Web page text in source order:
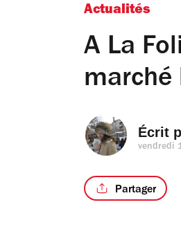
Actualités
A La
marché
Écrit
vendredi
Partager